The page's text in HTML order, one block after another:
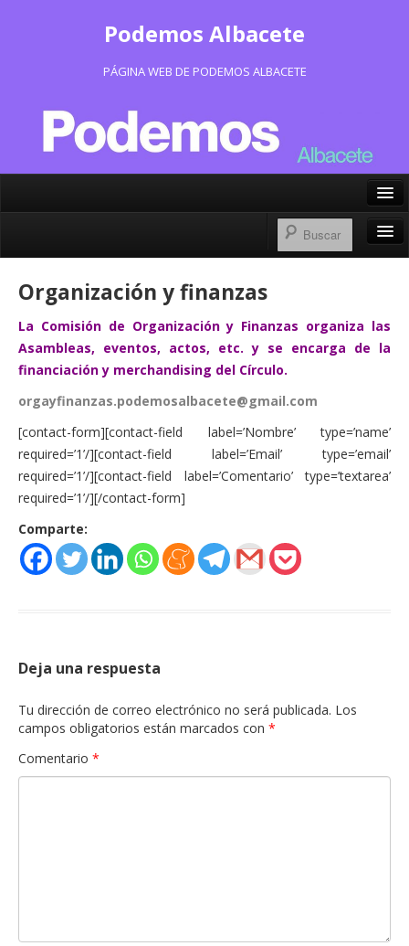
Podemos Albacete
PÁGINA WEB DE PODEMOS ALBACETE
Facebook
Instagram
Bluesky
Portavoz Municipal
Consejo Ciudadano Municipal
Actas Consejo Ciudadano
Contacto
Financiación
Participa con Podemos en Albacete
Organización y finanzas
La Comisión de Organización y Finanzas organiza las
Asambleas, eventos, actos, etc. y se encarga de la
financiación y merchandising del Círculo.
orgayfinanzas.podemosalbacete@gmail.com
[contact-form][contact-field label=’Nombre’ type=’name’
required=’1’/][contact-field label=’Email’ type=’email’
required=’1’/][contact-field label=’Comentario’ type=’textarea’
required=’1’/][/contact-form]
Comparte:
Deja una respuesta
Tu dirección de correo electrónico no será publicada. Los
campos obligatorios están marcados con *
Comentario *